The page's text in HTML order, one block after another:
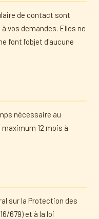
de contact sont
vos demandes. Elles ne
font l'objet d'aucune
nécessaire au
12 mois à
sur la Protection des
679) et à la loi